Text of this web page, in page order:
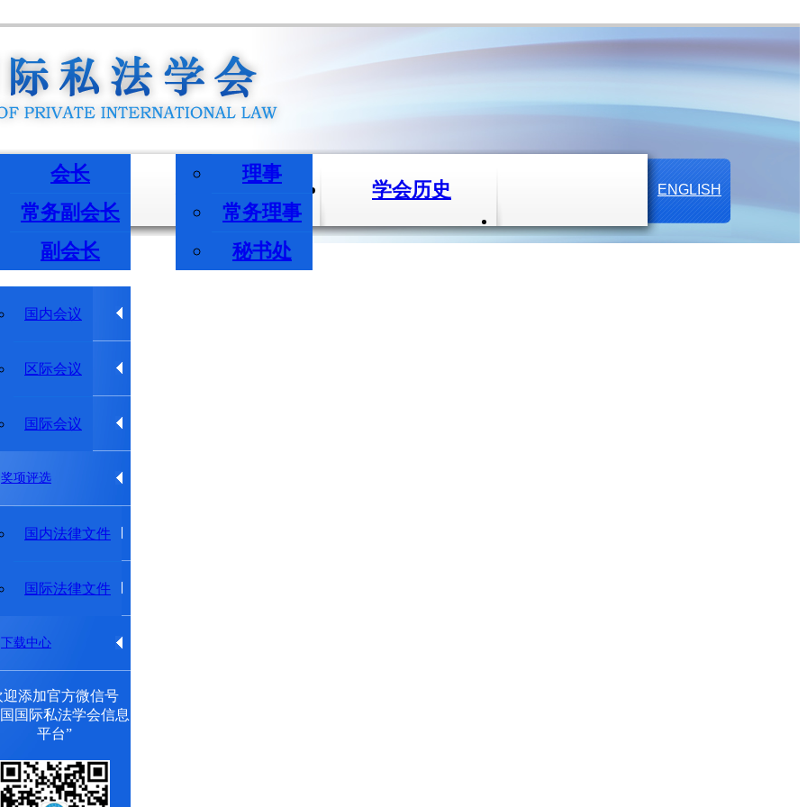
会长
常务副会长
副会长
/副会长
理事
常务理事
秘书处
机构与成员 学会历史 ENGLISH
国内会议
区际会议
国际会议
学术会议
学术动态
专题研究委员会
奖项评选
国内法律文件
国际法律文件
法律法规
出版物
下载中心
迎添加官方微信号
国际私法学会信息
平台”